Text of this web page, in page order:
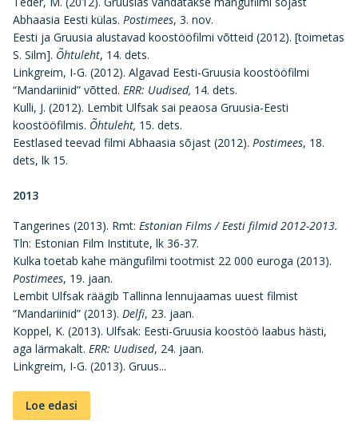
Abhaasia Eesti külas. Postimees, 3. nov.
Eesti ja Gruusia alustavad koostööfilmi võtteid (2012). [toimetas
S. Silm]. Õhtuleht, 14. dets.
Linkgreim, I-G. (2012). Algavad Eesti-Gruusia koostööfilmi
“Mandariinid” võtted. ERR: Uudised, 14. dets.
Kulli, J. (2012). Lembit Ulfsak sai peaosa Gruusia-Eesti
koostööfilmis. Õhtuleht, 15. dets.
Eestlased teevad filmi Abhaasia sõjast (2012). Postimees, 18.
dets, lk 15.
2013
Tangerines (2013). Rmt: Estonian Films / Eesti filmid 2012-2013.
Tln: Estonian Film Institute, lk 36-37.
Kulka toetab kahe mängufilmi tootmist 22 000 euroga (2013).
Postimees, 19. jaan.
Lembit Ulfsak räägib Tallinna lennujaamas uuest filmist
“Mandariinid” (2013). Delfi, 23. jaan.
Koppel, K. (2013). Ulfsak: Eesti-Gruusia koostöö laabus hästi,
aga lärmakalt. ERR: Uudised, 24. jaan.
Linkgreim, I-G. (2013). Gruus...
Loe edasi